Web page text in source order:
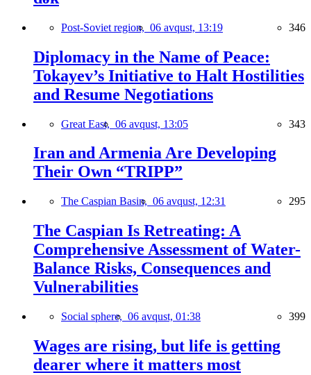
Post-Soviet region, 06 avqust, 13:19 346
Diplomacy in the Name of Peace:
Tokayev’s Initiative to Halt Hostilities
and Resume Negotiations
Great East, 06 avqust, 13:05 343
Iran and Armenia Are Developing
Their Own “TRIPP”
The Caspian Basin, 06 avqust, 12:31 295
The Caspian Is Retreating: A
Comprehensive Assessment of Water-
Balance Risks, Consequences and
Vulnerabilities
Social sphere, 06 avqust, 01:38 399
Wages are rising, but life is getting
dearer where it matters most